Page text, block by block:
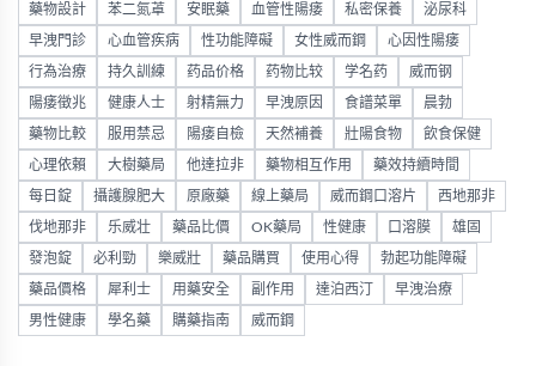
藥物設計 苯二氮䓬 安眠藥 血管性陽痿 私密保養 泌尿科
早洩門診 心血管疾病 性功能障礙 女性威而鋼 心因性陽痿
行為治療 持久訓練 药品价格 药物比较 学名药 威而钢
陽痿徵兆 健康人士 射精無力 早洩原因 食譜菜單 晨勃
藥物比較 服用禁忌 陽痿自檢 天然補養 壯陽食物 飲食保健
心理依賴 大樹藥局 他達拉非 藥物相互作用 藥效持續時間
每日錠 攝護腺肥大 原廠藥 線上藥局 威而鋼口溶片 西地那非
伐地那非 乐威壮 藥品比價 OK藥局 性健康 口溶膜 雄固
發泡錠 必利勁 樂威壯 藥品購買 使用心得 勃起功能障礙
藥品價格 犀利士 用藥安全 副作用 達泊西汀 早洩治療
男性健康 學名藥 購藥指南 威而鋼